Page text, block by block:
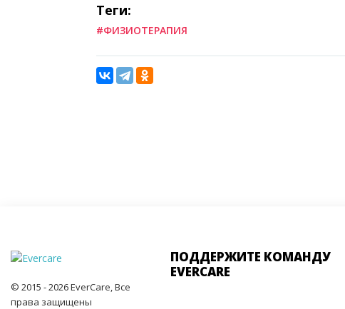
Теги:
#ФИЗИОТЕРАПИЯ
© 2015 - 2026 EverCare, Все
права защищены
ПОДДЕРЖИТЕ КОМАНДУ
EVERCARE